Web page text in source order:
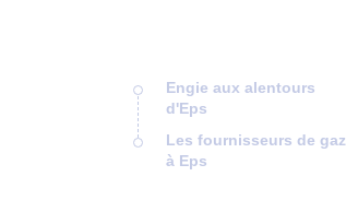
Engie aux alentours
d'Eps
Les fournisseurs de gaz
à Eps